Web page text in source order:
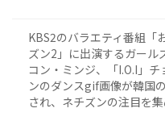
KBS2のバラエティ番組「
ズン2」に出演するガール
コン・ミンジ、「I.O.I」
ンのダンスgif画像が韓国
され、ネチズンの注目を集